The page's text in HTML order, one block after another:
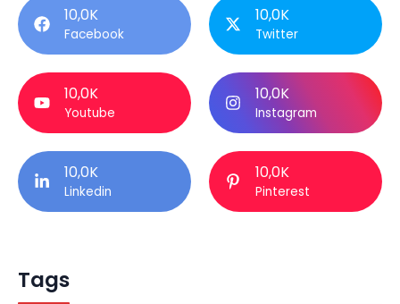
10,0K
Facebook
10,0K
Twitter
10,0K
Youtube
10,0K
Instagram
10,0K
Linkedin
10,0K
Pinterest
Tags